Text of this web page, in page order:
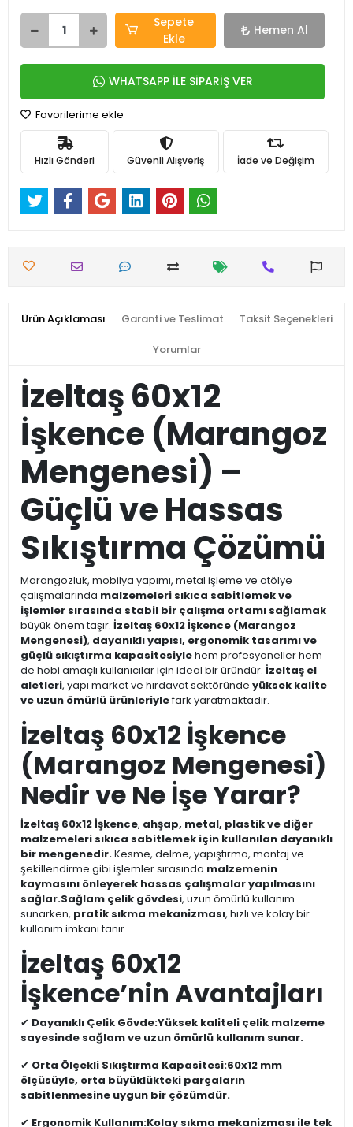
Sepete
Ekle
Hemen Al
WHATSAPP İLE SİPARİŞ VER
Favorilerime ekle
Hızlı Gönderi Güvenli Alışveriş İade ve Değişim
Ürün Açıklaması Garanti ve Teslimat Taksit Seçenekleri
Yorumlar
İzeltaş 60x12
İşkence (Marangoz
Mengenesi) –
Güçlü ve Hassas
Sıkıştırma Çözümü
Marangozluk, mobilya yapımı, metal işleme ve atölye
çalışmalarında malzemeleri sıkıca sabitlemek ve
işlemler sırasında stabil bir çalışma ortamı sağlamak
büyük önem taşır. İzeltaş 60x12 İşkence (Marangoz
Mengenesi), dayanıklı yapısı, ergonomik tasarımı ve
güçlü sıkıştırma kapasitesiylehem profesyoneller hem
de hobi amaçlı kullanıcılar için ideal bir üründür. İzeltaş el
aletleri, yapı market ve hırdavat sektöründe yüksek kalite
ve uzun ömürlü ürünleriylefark yaratmaktadır.
İzeltaş 60x12 İşkence
(Marangoz Mengenesi)
Nedir ve Ne İşe Yarar?
İzeltaş 60x12 İşkence, ahşap, metal, plastik ve diğer
malzemeleri sıkıca sabitlemek için kullanılan dayanıklı
bir mengenedir.Kesme, delme, yapıştırma, montaj ve
şekillendirme gibi işlemler sırasında malzemenin
kaymasını önleyerek hassas çalışmalar yapılmasını
sağlar.Sağlam çelik gövdesi, uzun ömürlü kullanım
sunarken, pratik sıkma mekanizması, hızlı ve kolay bir
kullanım imkanı tanır.
İzeltaş 60x12
İşkence’nin Avantajları
✔ Dayanıklı Çelik Gövde:Yüksek kaliteli çelik malzeme
sayesinde sağlam ve uzun ömürlü kullanım sunar.
✔ Orta Ölçekli Sıkıştırma Kapasitesi:60x12 mm
ölçüsüyle, orta büyüklükteki parçaların
sabitlenmesine uygun bir çözümdür.
✔ Ergonomik Kullanım:Kolay sıkma mekanizması ile tek